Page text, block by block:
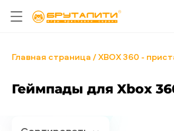
Главная страница XBOX 360 -
Геймпады для Xbox